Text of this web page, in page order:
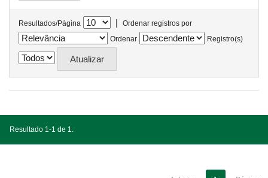
Resultados/Página |
Ordenar registros por
Ordenar
Registro(s)
Resultado 1-1 de 1.